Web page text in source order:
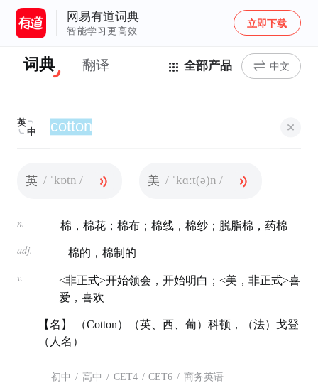
网易有道词典
智能学习更高效
立即下载
词典 翻译 全部产品 中文
英
中
英 / ˈkɒtn / 美 / ˈkɑːt(ə)n /
n. 棉，棉花；棉布；棉线，棉纱；脱脂棉，药棉
adj. 棉的，棉制的
v.
<非正式>开始领会，开始明白；<美，非正式>喜
爱，喜欢
【名】 （Cotton）（英、西、葡）科顿，（法）戈登
（人名）
初中 / 高中 / CET4 / CET6 / 商务英语